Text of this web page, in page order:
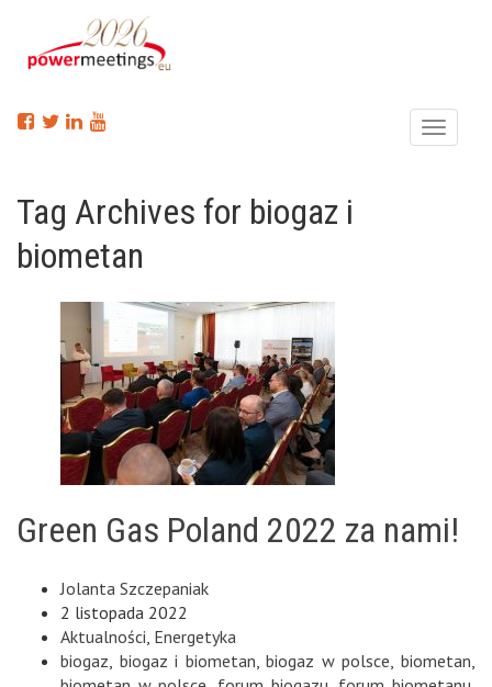
Menu
Tag Archives for biogaz i
biometan
Green Gas Poland 2022 za nami!
Jolanta Szczepaniak
2 listopada 2022
Aktualności Energetyka
biogaz biogaz i biometan ,biogaz w polsce ,biometan